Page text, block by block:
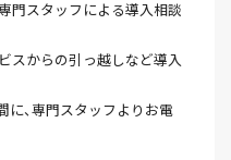
門スタッフによる導入相談
スからの引っ越しなど導入
に、専門スタッフよりお電